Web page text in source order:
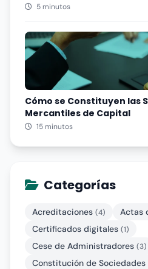
5 minutos
Cómo se Constituyen las
Mercantiles de Capital
15 minutos
Categorías
Acreditaciones (4) Actas
Certificados digitales (1)
Cese de Administradores (3)
Constitución de Sociedades